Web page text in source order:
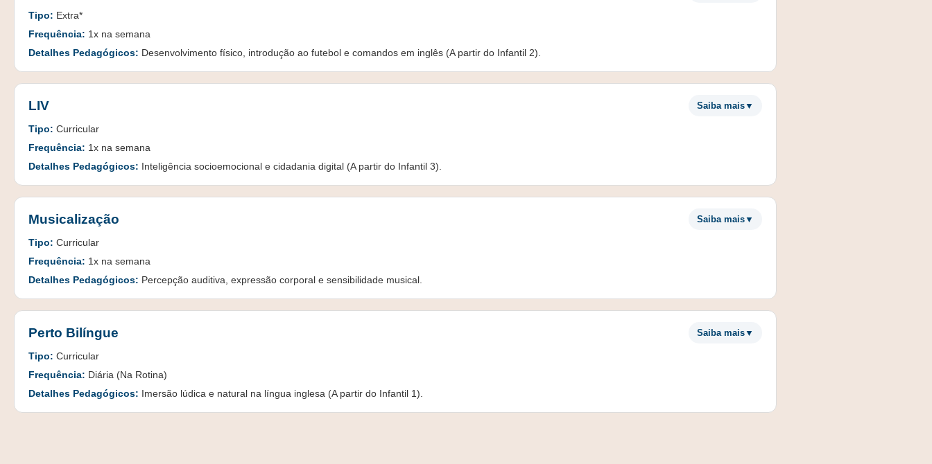
Tipo: Extra*
Frequência: 1x na semana
Detalhes Pedagógicos: Desenvolvimento físico, introdução ao futebol e comandos em inglês (A partir do Infantil 2).
LIV Saiba mais▼
Tipo: Curricular
Frequência: 1x na semana
Detalhes Pedagógicos: Inteligência socioemocional e cidadania digital (A partir do Infantil 3).
Musicalização Saiba mais▼
Tipo: Curricular
Frequência: 1x na semana
Detalhes Pedagógicos: Percepção auditiva, expressão corporal e sensibilidade musical.
Perto Bilíngue Saiba mais▼
Tipo: Curricular
Frequência: Diária (Na Rotina)
Detalhes Pedagógicos: Imersão lúdica e natural na língua inglesa (A partir do Infantil 1).